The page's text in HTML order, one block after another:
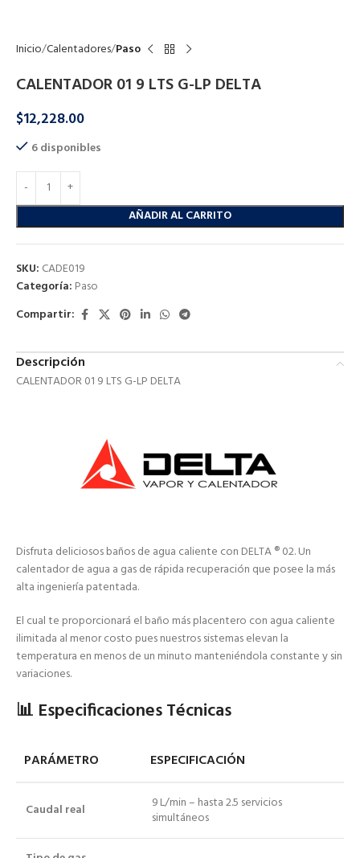
Inicio Calentadores Paso
CALENTADOR 01 9 LTS G-LP DELTA
$12,228.00
6 disponibles
AÑADIR AL CARRITO
SKU: CADE019
Categoría: Paso
Compartir:
Descripción
CALENTADOR 01 9 LTS G-LP DELTA
Disfruta deliciosos baños de agua caliente con DELTA ® 02. Un
calentador de agua a gas de rápida recuperación que posee la más
alta ingeniería patentada.
El cual te proporcionará el baño más placentero con agua caliente
ilimitada al menor costo pues nuestros sistemas elevan la
temperatura en menos de un minuto manteniéndola constante y sin
variaciones.
📊 Especificaciones Técnicas
PARÁMETRO ESPECIFICACIÓN
Caudal real
9 L/min – hasta 2.5 servicios
simultáneos